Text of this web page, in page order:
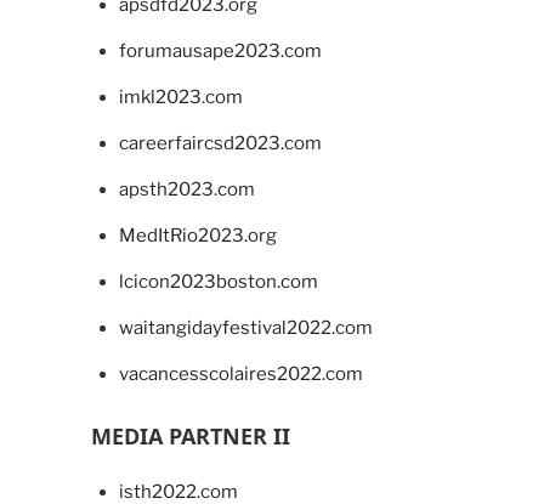
apsdfd2023.org
forumausape2023.com
imkl2023.com
careerfaircsd2023.com
apsth2023.com
MedItRio2023.org
lcicon2023boston.com
waitangidayfestival2022.com
vacancesscolaires2022.com
MEDIA PARTNER II
isth2022.com